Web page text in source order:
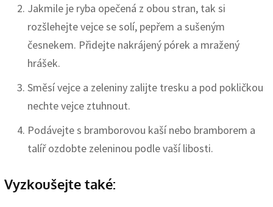
Jakmile je ryba opečená z obou stran, tak si
rozšlehejte vejce se solí, pepřem a sušeným
česnekem. Přidejte nakrájený pórek a mražený
hrášek.
Směsí vejce a zeleniny zalijte tresku a pod pokličkou
nechte vejce ztuhnout.
Podávejte s bramborovou kaší nebo bramborem a
talíř ozdobte zeleninou podle vaší libosti.
Vyzkoušejte také: